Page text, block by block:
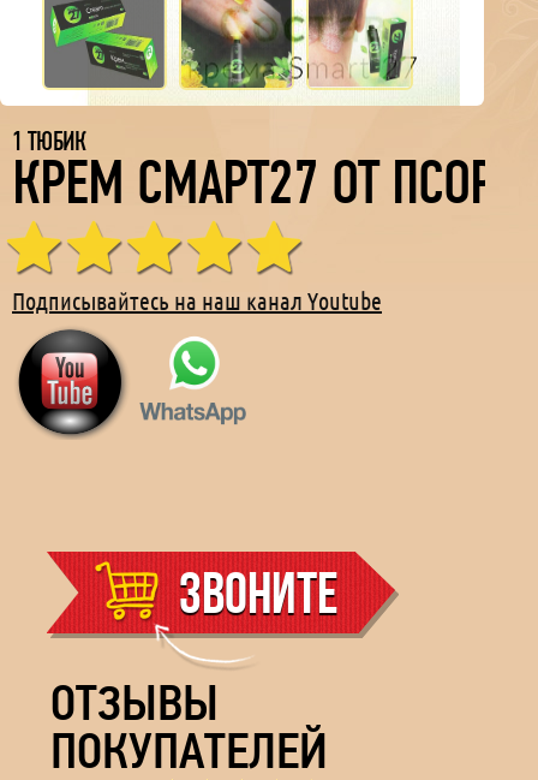
1 ТЮБИК
КРЕМ СМАРТ27 ОТ
Подписывайтесь на наш канал Youtube
Звоните
ОТЗЫВЫ
ПОКУПАТЕЛЕЙ